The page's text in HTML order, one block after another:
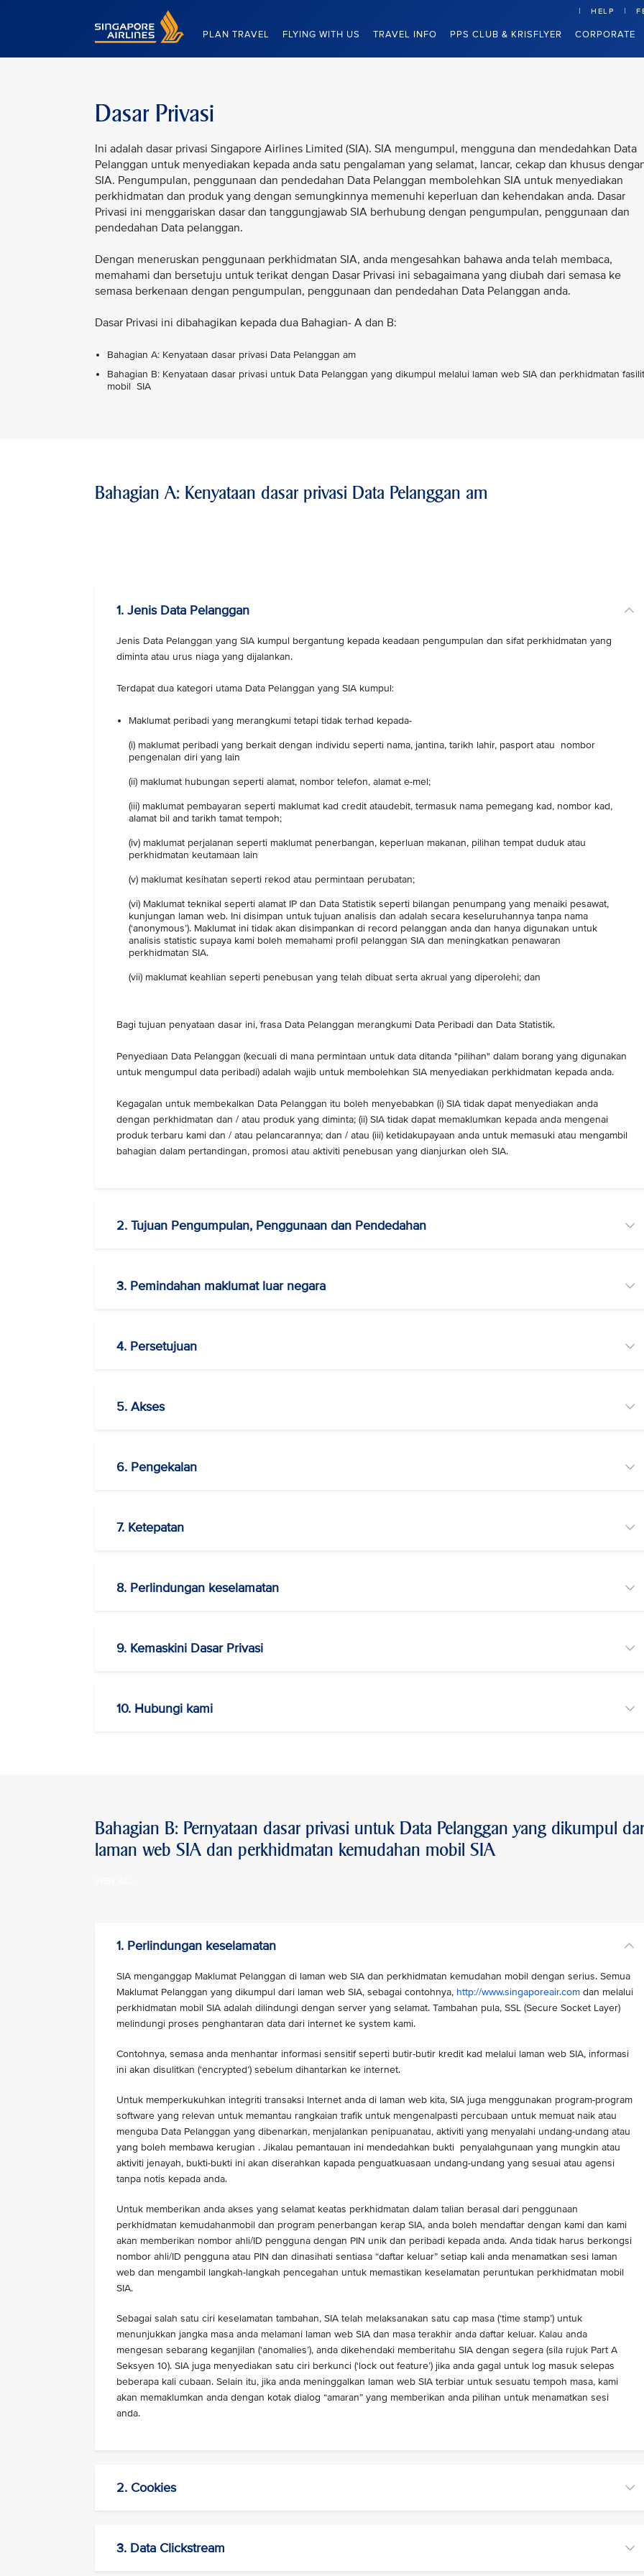
Singapore Airlines Home
PLAN TRAVEL FLYING WITH US TRAVEL INFO PPS CLUB & KRISFLYER CORPORATE
HELP
Dasar Privasi
Ini adalah dasar privasi Singapore Airlines Limited (SIA). SIA mengumpul, mengguna dan mendedahkan Data
Pelanggan untuk menyediakan kepada anda satu pengalaman yang selamat, lancar, cekap dan khusus
SIA. Pengumpulan, penggunaan dan pendedahan Data Pelanggan membolehkan SIA untuk menyediakan
perkhidmatan dan produk yang dengan semungkinnya memenuhi keperluan dan kehendakan anda. Dasar
Privasi ini menggariskan dasar dan tanggungjawab SIA berhubung dengan pengumpulan, penggunaan dan
pendedahan Data pelanggan.
Dengan meneruskan penggunaan perkhidmatan SIA, anda mengesahkan bahawa anda telah membaca,
memahami dan bersetuju untuk terikat dengan Dasar Privasi ini sebagaimana yang diubah dari semasa ke
semasa berkenaan dengan pengumpulan, penggunaan dan pendedahan Data Pelanggan anda.
Dasar Privasi ini dibahagikan kepada dua Bahagian- A dan B:
Bahagian A: Kenyataan dasar privasi Data Pelanggan am
Bahagian B: Kenyataan dasar privasi untuk Data Pelanggan yang dikumpul melalui laman web SIA dan perkhidmatan
mobil SIA
Bahagian A: Kenyataan dasar privasi Data Pelanggan am
1. Jenis Data Pelanggan
Jenis Data Pelanggan yang SIA kumpul bergantung kepada keadaan pengumpulan dan sifat perkhidmatan yang
diminta atau urus niaga yang dijalankan.
Terdapat dua kategori utama Data Pelanggan yang SIA kumpul:
Maklumat peribadi yang merangkumi tetapi tidak terhad kepada-
(i) maklumat peribadi yang berkait dengan individu seperti nama, jantina, tarikh lahir, pasport atau nombor
pengenalan diri yang lain
(ii) maklumat hubungan seperti alamat, nombor telefon, alamat e-mel;
(iii) maklumat pembayaran seperti maklumat kad credit ataudebit, termasuk nama pemegang kad, nombor kad,
alamat bil and tarikh tamat tempoh;
(iv) maklumat perjalanan seperti maklumat penerbangan, keperluan makanan, pilihan tempat duduk atau
perkhidmatan keutamaan lain
(v) maklumat kesihatan seperti rekod atau permintaan perubatan;
(vi) Maklumat teknikal seperti alamat IP dan Data Statistik seperti bilangan penumpang yang menaiki pesawat,
kunjungan laman web. Ini disimpan untuk tujuan analisis dan adalah secara keseluruhannya tanpa nama
(‘anonymous’). Maklumat ini tidak akan disimpankan di record pelanggan anda dan hanya digunakan untuk
analisis statistic supaya kami boleh memahami profil pelanggan SIA dan meningkatkan penawaran
perkhidmatan SIA.
(vii) maklumat keahlian seperti penebusan yang telah dibuat serta akrual yang diperolehi; dan
Bagi tujuan penyataan dasar ini, frasa Data Pelanggan merangkumi Data Peribadi dan Data Statistik.
Penyediaan Data Pelanggan (kecuali di mana permintaan untuk data ditanda "pilihan" dalam borang yang digunakan
untuk mengumpul data peribadi) adalah wajib untuk membolehkan SIA menyediakan perkhidmatan kepada anda.
Kegagalan untuk membekalkan Data Pelanggan itu boleh menyebabkan (i) SIA tidak dapat menyediakan anda
dengan perkhidmatan dan / atau produk yang diminta; (ii) SIA tidak dapat memaklumkan kepada anda mengenai
produk terbaru kami dan / atau pelancarannya; dan / atau (iii) ketidakupayaan anda untuk memasuki atau mengambil
bahagian dalam pertandingan, promosi atau aktiviti penebusan yang dianjurkan oleh SIA.
2. Tujuan Pengumpulan, Penggunaan dan Pendedahan
3. Pemindahan maklumat luar negara
4. Persetujuan
5. Akses
6. Pengekalan
7. Ketepatan
8. Perlindungan keselamatan
9. Kemaskini Dasar Privasi
10. Hubungi kami
Bahagian B: Pernyataan dasar privasi untuk Data Pelanggan yang dikumpul
laman web SIA dan perkhidmatan kemudahan mobil SIA
1. Perlindungan keselamatan
SIA menganggap Maklumat Pelanggan di laman web SIA dan perkhidmatan kemudahan mobil dengan serius. Semua
Maklumat Pelanggan yang dikumpul dari laman web SIA, sebagai contohnya, http://www.singaporeair.com dan melalui
perkhidmatan mobil SIA adalah dilindungi dengan server yang selamat. Tambahan pula, SSL (Secure Socket Layer)
melindungi proses penghantaran data dari internet ke system kami.
Contohnya, semasa anda menhantar informasi sensitif seperti butir-butir kredit kad melalui laman web SIA, informasi
ini akan disulitkan (‘encrypted’) sebelum dihantarkan ke internet.
Untuk memperkukuhkan integriti transaksi Internet anda di laman web kita, SIA juga menggunakan program-program
software yang relevan untuk memantau rangkaian trafik untuk mengenalpasti percubaan untuk memuat naik atau
menguba Data Pelanggan yang dibenarkan, menjalankan penipuanatau, aktiviti yang menyalahi undang-undang atau
yang boleh membawa kerugian . Jikalau pemantauan ini mendedahkan bukti penyalahgunaan yang mungkin atau
aktiviti jenayah, bukti-bukti ini akan diserahkan kapada penguatkuasaan undang-undang yang sesuai atau agensi
tanpa notis kepada anda.
Untuk memberikan anda akses yang selamat keatas perkhidmatan dalam talian berasal dari penggunaan
perkhidmatan kemudahanmobil dan program penerbangan kerap SIA, anda boleh mendaftar dengan kami dan kami
akan memberikan nombor ahli/ID pengguna dengan PIN unik dan peribadi kepada anda. Anda tidak harus berkongsi
nombor ahli/ID pengguna atau PIN dan dinasihati sentiasa “daftar keluar” setiap kali anda menamatkan sesi laman
web dan mengambil langkah-langkah pencegahan untuk memastikan keselamatan peruntukan perkhidmatan mobil
SIA.
Sebagai salah satu ciri keselamatan tambahan, SIA telah melaksanakan satu cap masa (‘time stamp’) untuk
menunjukkan jangka masa anda melamani laman web SIA dan masa terakhir anda daftar keluar. Kalau anda
mengesan sebarang keganjilan (‘anomalies’), anda dikehendaki memberitahu SIA dengan segera (sila rujuk Part A
Seksyen 10). SIA juga menyediakan satu ciri berkunci (‘lock out feature’) jika anda gagal untuk log masuk selepas
beberapa kali cubaan. Selain itu, jika anda meninggalkan laman web SIA terbiar untuk sesuatu tempoh masa, kami
akan memaklumkan anda dengan kotak dialog “amaran” yang memberikan anda pilihan untuk menamatkan sesi
anda.
2. Cookies
3. Data Clickstream